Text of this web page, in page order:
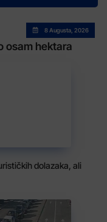
8 Augusta, 2026
osam hektara
dolazaka, ali